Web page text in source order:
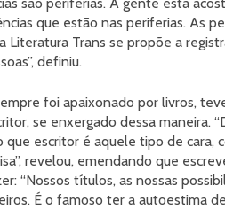
que estão nas periferias. As
Literatura Trans se propõe a
definiu.
foi apaixonado por livros,
se enxergado dessa maneira.
que escritor é aquele tipo de
revelou, emendando que
“Nossos títulos, as nossas
É o famoso ter a autoestima